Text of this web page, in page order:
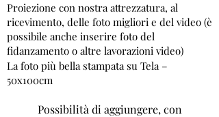
Proiezione con nostra attrezzatura, al
ricevimento, delle foto migliori e del video (è
possibile anche inserire foto del
fidanzamento o altre lavorazioni video)
La foto più bella stampata su Tela –
50x100cm
Possibilità di aggiungere, con